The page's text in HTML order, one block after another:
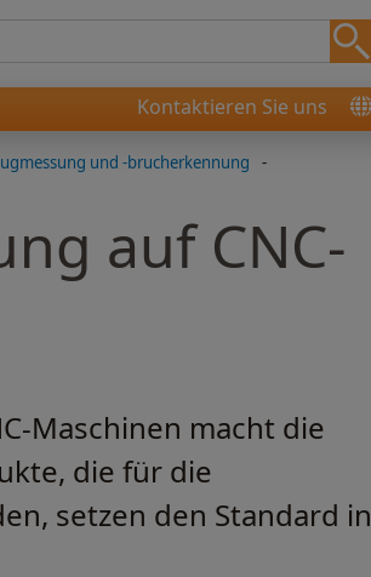
Kontaktieren Sie uns
und -brucherkennung
-
auf CNC-
Maschinen macht die
die für die
setzen den Standard in